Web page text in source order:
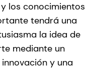
los conocimientos
tendrá una
la idea de
mediante un
y una